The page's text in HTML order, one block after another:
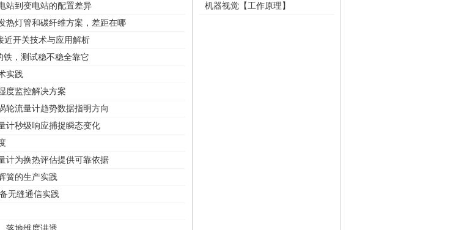
站到变电站的配置差异
灯管和碳纤维方案，差距在哪
近开关技术与应用解析
铁，测试稳不稳全靠它
实践
度监控解决方案
轮流量计趋势数据指明方向
计秒级响应捕捉瞬态变化
计为换热评估提供可靠依据
簧的生产实践
无缝通信实践
机器视觉【工作原理】